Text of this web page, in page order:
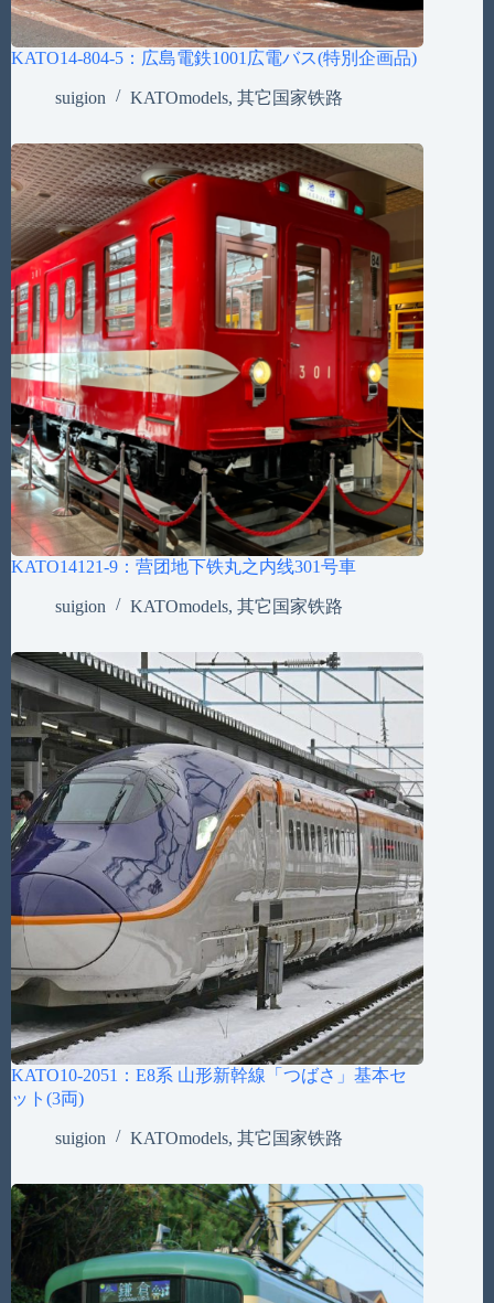
KATO14-804-5：広島電鉄1001広電バス(特別企画品)
suigion KATOmodels, 其它国家铁路
KATO14121-9：营团地下铁丸之内线301号車
suigion KATOmodels, 其它国家铁路
KATO10-2051：E8系 山形新幹線「つばさ」基本セ
ット(3両)
suigion KATOmodels, 其它国家铁路